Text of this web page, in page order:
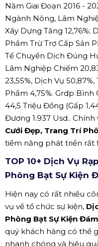
Năm Giai Đoạn 2016 -
Ngành Nông, Lâm
Xây Dựng Tăng 12,76%;
Phẩm Trừ Trợ Cấp Sản
Tế Chuyển Dịch Đúng
Lâm Nghiệp Chiếm
23,55%, Dịch Vụ
Phẩm 4,75%. Grdp
44,5 Triệu Đồng (Gấp
Đương 1.937 Usd..
Cưới Đẹp, Trang Trí
tiềm năng phát triển rất
TOP 10+ Dịch Vụ
Phông Bạt Sự Kiện
Hiện nay có rất nhiều
vụ về tổ chức sự kiện,
Phông Bạt Sự Kiện
quý khách hàng có thể
nhanh chóng và hiệu